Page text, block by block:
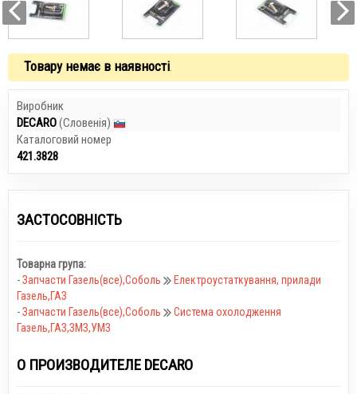
Товару немає в наявності
Виробник
DECARO(Словенія)
Каталоговий номер
421.3828
ЗАСТОСОВНІСТЬ
Товарна група:
-Запчасти Газель(все),Соболь
Електроустаткування, прилади
Газель,ГАЗ
-Запчасти Газель(все),Соболь
Система охолодження
Газель,ГАЗ,ЗМЗ,УМЗ
О ПРОИЗВОДИТЕЛЕ DECARO